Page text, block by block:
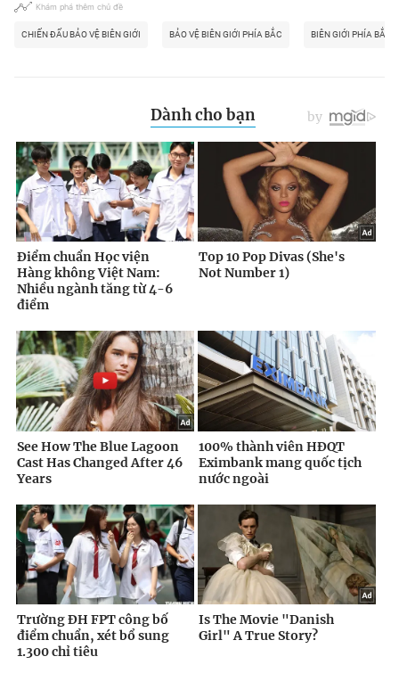
Khám phá thêm chủ đề
CHIẾN ĐẤU BẢO VỆ BIÊN GIỚI BẢO VỆ BIÊN GIỚI PHÍA BẮC BIÊN GIỚI PHÍA BẮC